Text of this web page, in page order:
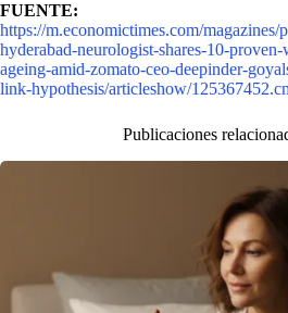
FUENTE:
https://m.economictimes.com/magazines/
hyderabad-neurologist-shares-10-
ageing-amid-zomato-ceo-deepinder-
link-hypothesis/articleshow/
Publicaciones